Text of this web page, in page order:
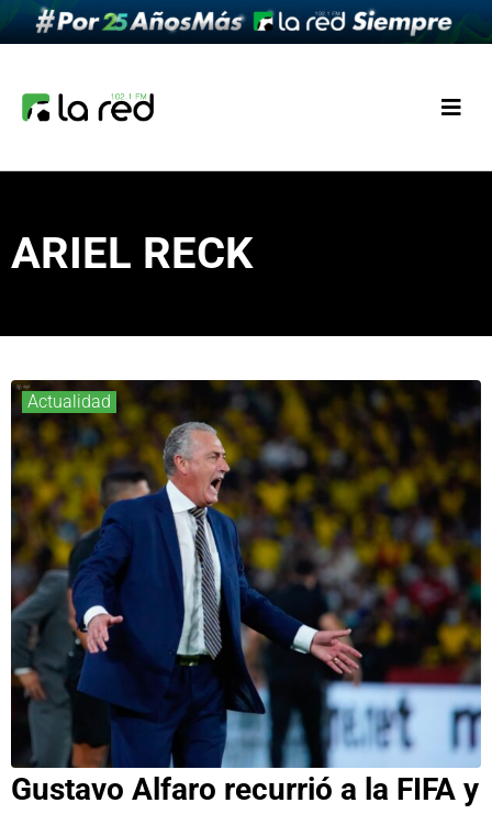
ARIEL RECK
Actualidad
Gustavo Alfaro recurrió a la FIFA y